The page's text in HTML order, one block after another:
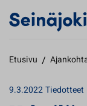
Etusivu /
9.3.2022Tiedotteet